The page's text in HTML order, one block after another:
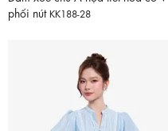
phối nút KK188-28